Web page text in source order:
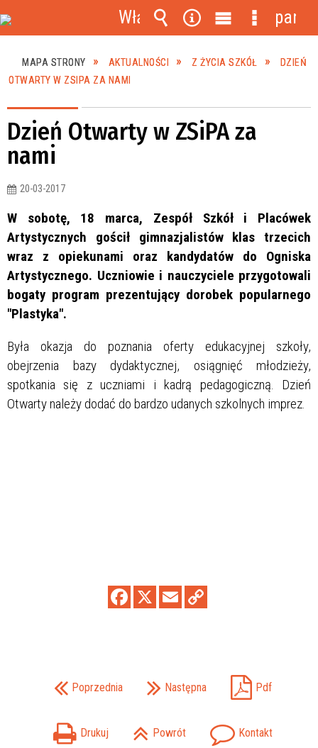
MAPA STRONY AKTUALNOŚCI Z ŻYCIA SZKÓŁ
DZIEŃ
OTWARTY W ZSIPA ZA NAMI
Dzień Otwarty w ZSiPA za
nami
20-03-2017
W sobotę, 18 marca, Zespół Szkół i Placówek
Artystycznych gościł gimnazjalistów klas trzecich
wraz z opiekunami oraz kandydatów do Ogniska
Artystycznego. Uczniowie i nauczyciele przygotowali
bogaty program prezentujący dorobek popularnego
"Plastyka".
Była okazja do poznania oferty edukacyjnej szkoły,
obejrzenia bazy dydaktycznej, osiągnięć młodzieży,
spotkania się z uczniami i kadrą pedagogiczną. Dzień
Otwarty należy dodać do bardzo udanych szkolnych imprez.
Poprzednia Następna Pdf
Drukuj Powrót Kontakt
Włącz
powiadomienia
Wyszukiwarka
Narzędzia
Menu
główne
Menu
panel